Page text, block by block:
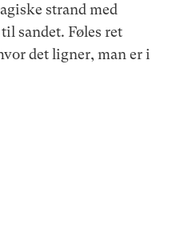
strand med
sandet. Føles ret
det ligner, man er i